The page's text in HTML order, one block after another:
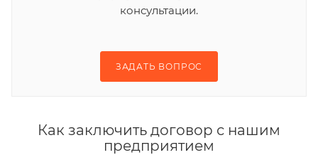
консультации.
ЗАДАТЬ ВОПРОС
Как заключить договор с нашим
предприятием